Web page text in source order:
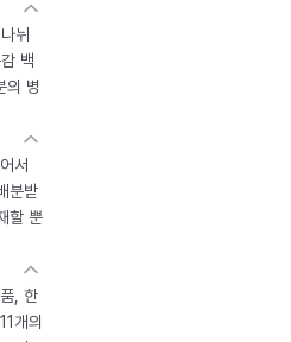
뉘
백
의 병
서
분받
할 뿐
, 한
개의